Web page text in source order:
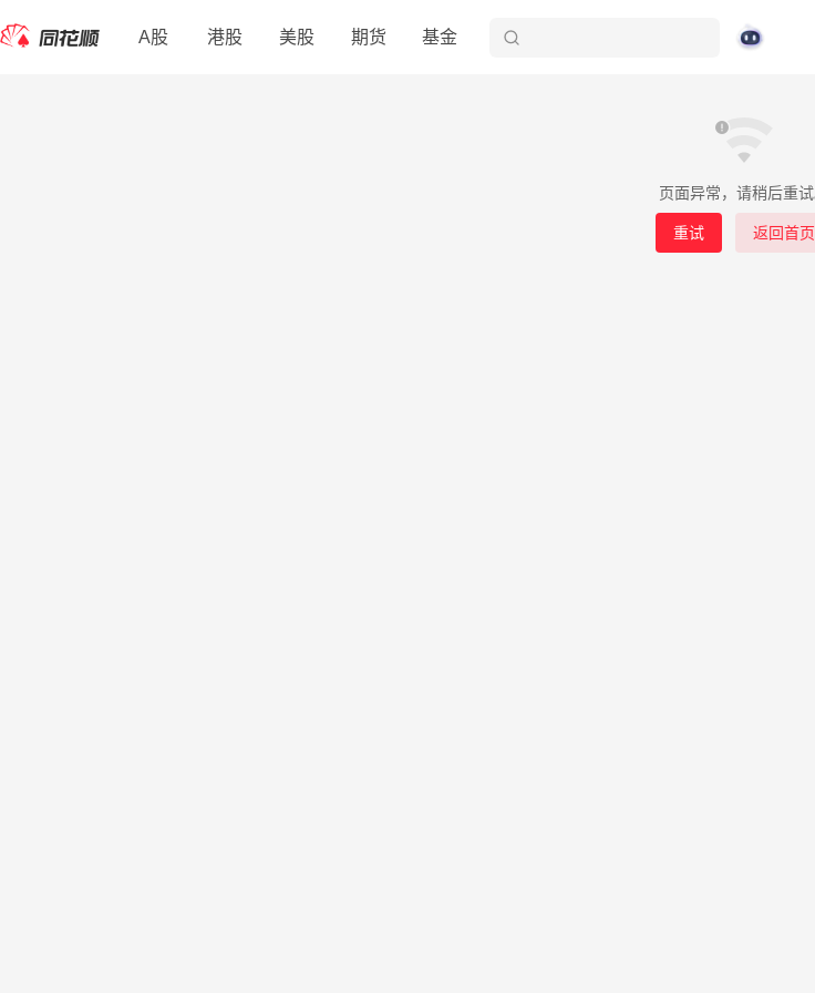
A股 港股 美股 期货 基金
页面异常，请稍后重试
重试 返回首页